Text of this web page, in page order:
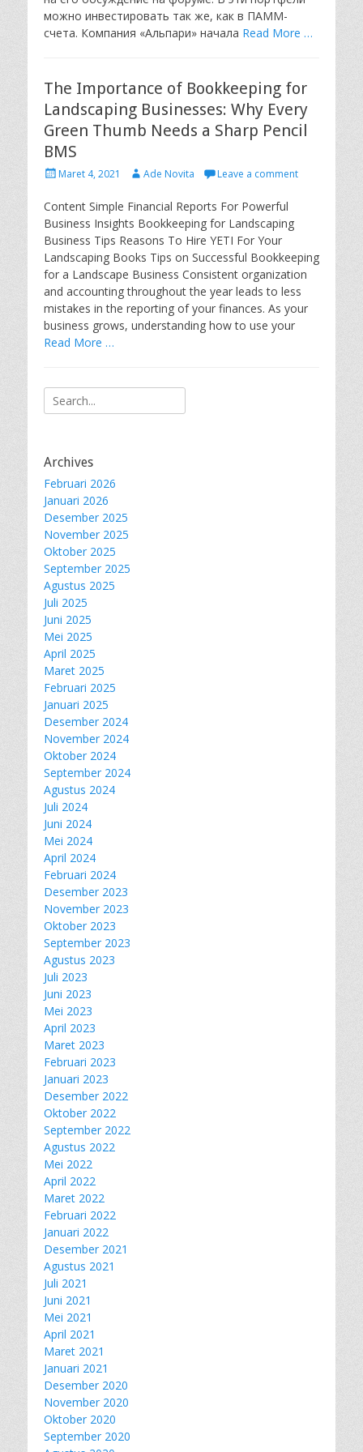
можно инвестировать так же, как в ПАММ-
счета. Компания «Альпари» начала Read More …
The Importance of Bookkeeping for
Landscaping Businesses: Why Every
Green Thumb Needs a Sharp Pencil
BMS
P
s
t
e
d
o
n
Maret 4, 2021
A
t
o
r
Ade Novita Leave a comment
Content Simple Financial Reports For Powerful
Business Insights Bookkeeping for Landscaping
Business Tips Reasons To Hire YETI For Your
Landscaping Books Tips on Successful Bookkeeping
for a Landscape Business Consistent organization
and accounting throughout the year leads to less
mistakes in the reporting of your finances. As your
business grows, understanding how to use your
Read More …
Search
for:
Archives
Februari 2026
Januari 2026
Desember 2025
November 2025
Oktober 2025
September 2025
Agustus 2025
Juli 2025
Juni 2025
Mei 2025
April 2025
Maret 2025
Februari 2025
Januari 2025
Desember 2024
November 2024
Oktober 2024
September 2024
Agustus 2024
Juli 2024
Juni 2024
Mei 2024
April 2024
Februari 2024
Desember 2023
November 2023
Oktober 2023
September 2023
Agustus 2023
Juli 2023
Juni 2023
Mei 2023
April 2023
Maret 2023
Februari 2023
Januari 2023
Desember 2022
Oktober 2022
September 2022
Agustus 2022
Mei 2022
April 2022
Maret 2022
Februari 2022
Januari 2022
Desember 2021
Agustus 2021
Juli 2021
Juni 2021
Mei 2021
April 2021
Maret 2021
Januari 2021
Desember 2020
November 2020
Oktober 2020
September 2020